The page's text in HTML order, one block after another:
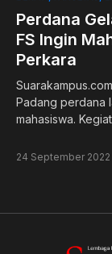
Perdana
FS Ingin
Perkara
Padang perdana
mahasiswa.
24 September 2022